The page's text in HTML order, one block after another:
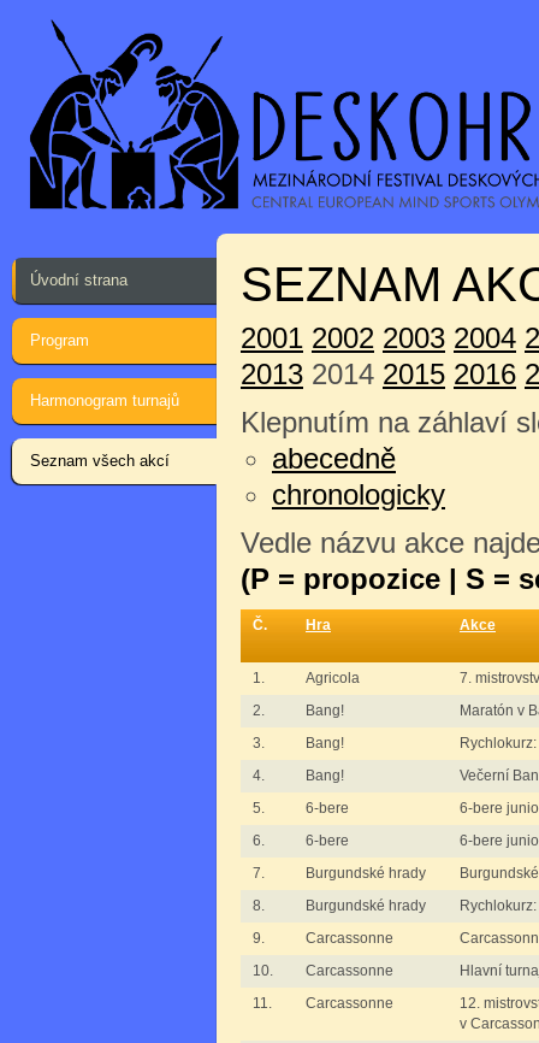
Úvodní strana
Program
Harmonogram turnajů
Seznam všech akcí
SEZNAM
2001 2002 2003 2004
2013 2014 2015 2016
Klepnutím na záhlaví
abecedně
chronologicky
Vedle názvu akce
(P = propozice | S =
Č. Hra Akce
1. Agricola
7.
2.
Bang!
Maratón v
3.
Bang!
4.
Bang!
Večerní
5.
6-bere
6-bere
6.
6-bere
6-bere
7.
Burgundské hrady
8.
Burgundské hrady
9.
Carcassonne
10.
Carcassonne
Hlavní
11.
Carcassonne
12.
v